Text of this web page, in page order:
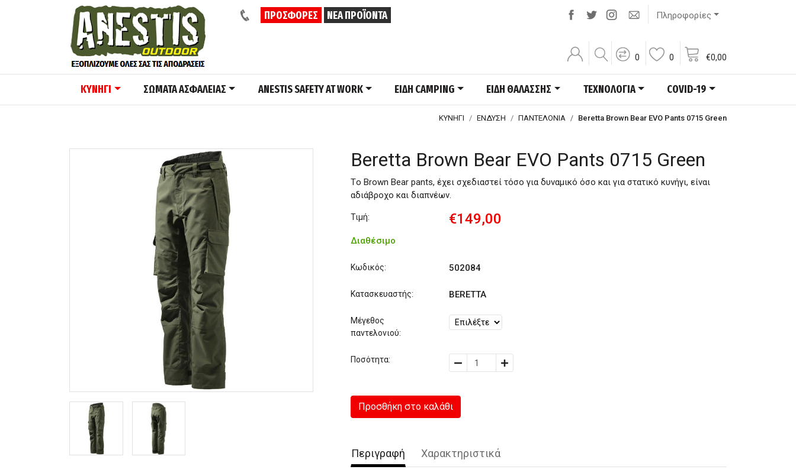
ΠΡΟΣΦΟΡΕΣ ΝΕΑ ΠΡΟΪΟΝΤΑ Πληροφορίες
0 0 €0,00
ΚΥΝΗΓΙ ΣΩΜΑΤΑ ΑΣΦΑΛΕΙΑΣ ANESTIS SAFETY AT WORK ΕΙΔΗ CAMPING ΕΙΔΗ ΘΑΛΑΣΣΗΣ ΤΕΧΝΟΛΟΓΙΑ COVID-19
ΚΥΝΗΓΙ ΕΝΔΥΣΗ ΠΑΝΤΕΛΟΝΙΑ Beretta Brown Bear EVO Pants 0715 Green
Beretta Brown Bear EVO Pants 0715 Green
Tο Brown Bear pants, έχει σχεδιαστεί τόσο για δυναμικό όσο και για στατικό κυνήγι, είναι
αδιάβροχο και διαπνέων.
Τιμή: €149,00
Διαθέσιμο
Κωδικός: 502084
Κατασκευαστής: BERETTA
Μέγεθος
παντελονιού:
Ποσότητα:
Προσθήκη στο καλάθι
Περιγραφή Χαρακτηριστικά